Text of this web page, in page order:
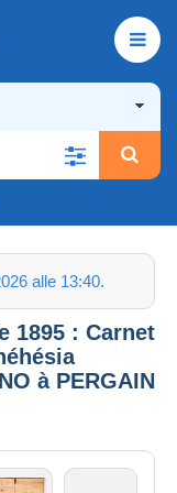
alle 13:40.
1895 : Carnet
à PERGAIN